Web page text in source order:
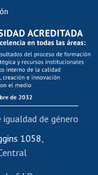
1058,
de género